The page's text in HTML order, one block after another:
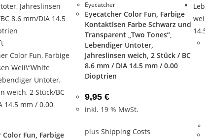
Color Fun, Farbige
Eyecatcher
Eyecatcher Color Fun, Farbige
Kontaktlsen Farbe Schwarz und
Transparent „Two Tones“,
Lebendiger Untoter,
Jahreslinsen weich, 2 Stück / BC
8.6 mm / DIA 14.5 mm / 0.00
Dioptrien
9,95 €
inkl. 19 % MwSt.
plus Shipping Costs